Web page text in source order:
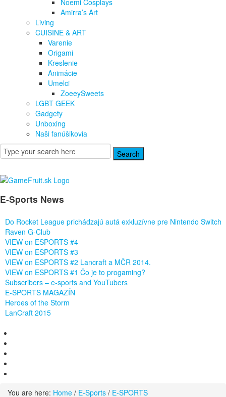
Noemi Cosplays
Amirra’s Art
Living
CUISINE & ART
Varenie
Origami
Kreslenie
Animácie
Umelci
ZoeeySweets
LGBT GEEK
Gadgety
Unboxing
Naši fanúšikovia
GameFruit.sk
E-Sports News
Do Rocket League prichádzajú autá exkluzívne pre Nintendo Switch
Raven G-Club
VIEW on ESPORTS #4
VIEW on ESPORTS #3
VIEW on ESPORTS #2 Lancraft a MČR 2014.
VIEW on ESPORTS #1 Čo je to progaming?
Subscribers – e-sports and YouTubers
E-SPORTS MAGAZÍN
Heroes of the Storm
LanCraft 2015
You are here: Home / E-Sports / E-SPORTS